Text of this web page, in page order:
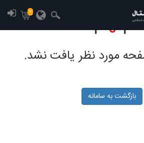
0
4
0
4
مورد نظر یافت نشد.
بازگشت به سامانه